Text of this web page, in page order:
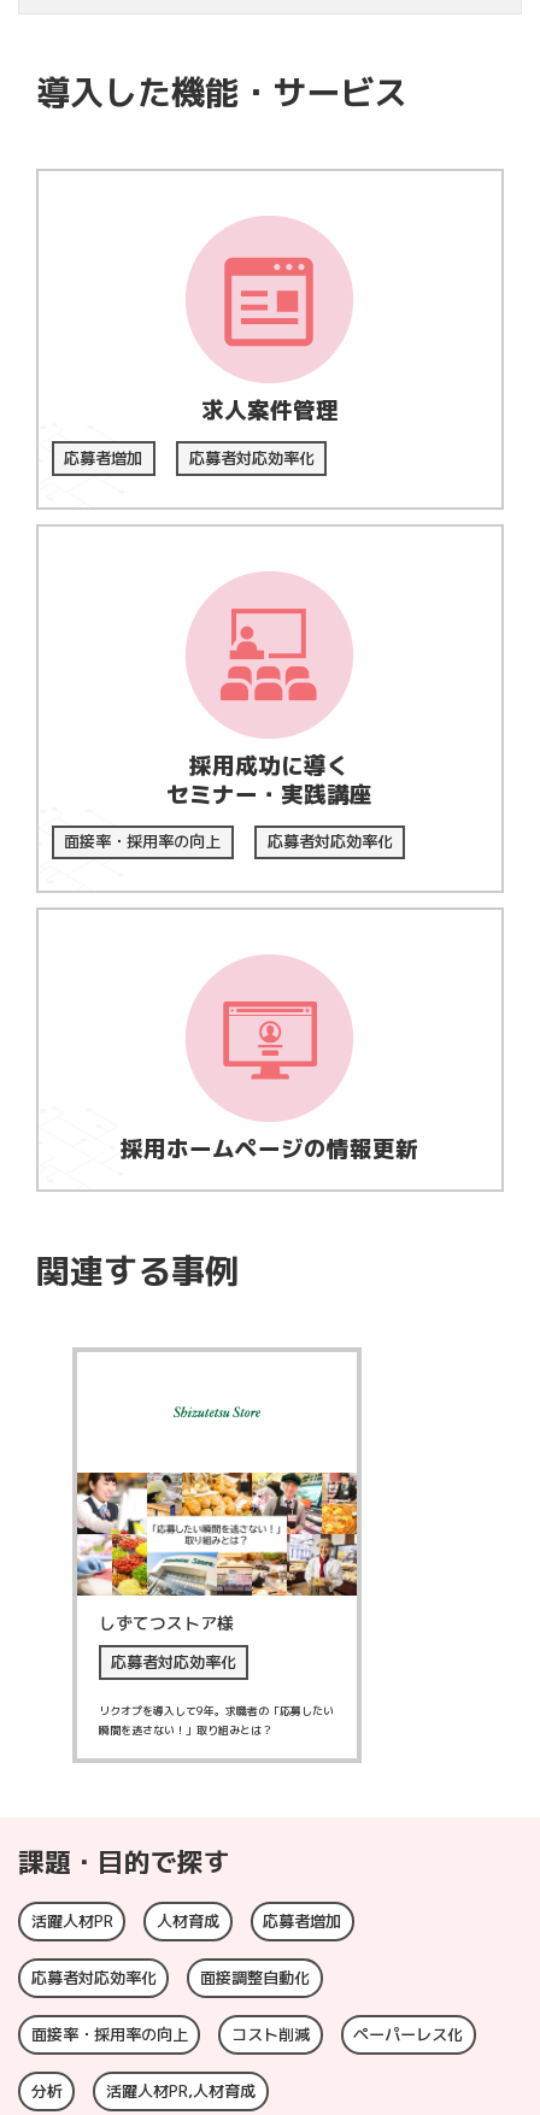
導入した機能・サービス
求人案件管理
応募者増加 応募者対応効率化
採用成功に導く
セミナー・実践講座
面接率・採用率の向上 応募者対応効率化
採用ホームページの情報更新
関連する事例
しずてつストア様
応募者対応効率化
リクオプを導入して9年。求職者の「応募したい
瞬間を逃さない！」取り組みとは？
課題・目的で探す
活躍人材PR 人材育成 応募者増加
応募者対応効率化 面接調整自動化
面接率・採用率の向上 コスト削減 ペーパーレス化
分析 活躍人材PR,人材育成